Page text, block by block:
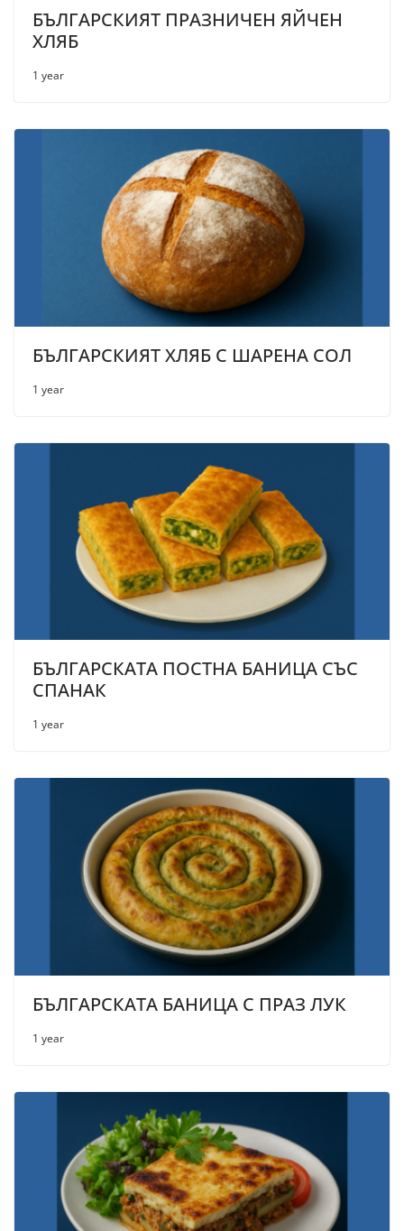
БЪЛГАРСКИЯТ ПРАЗНИЧЕН ЯЙЧЕН
ХЛЯБ
1 year
БЪЛГАРСКИЯТ ХЛЯБ С ШАРЕНА СОЛ
1 year
БЪЛГАРСКАТА ПОСТНА БАНИЦА СЪС
СПАНАК
1 year
БЪЛГАРСКАТА БАНИЦА С ПРАЗ ЛУК
1 year